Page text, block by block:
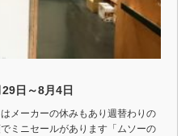
日～8月4日
メーカーの休みもあり週替わりの
ミニセールがあります「ムソーの